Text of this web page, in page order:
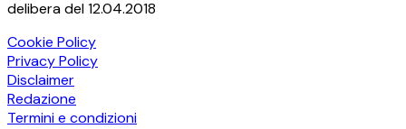
delibera del 12.04.2018
Cookie Policy
Privacy Policy
Disclaimer
Redazione
Termini e condizioni